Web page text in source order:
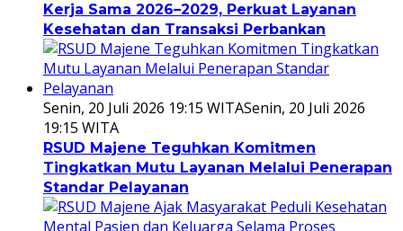
Kerja Sama 2026–2029, Perkuat Layanan
Kesehatan dan Transaksi Perbankan
Senin, 20 Juli 2026 19:15 WITASenin, 20 Juli 2026
19:15 WITA
RSUD Majene Teguhkan Komitmen
Tingkatkan Mutu Layanan Melalui Penerapan
Standar Pelayanan